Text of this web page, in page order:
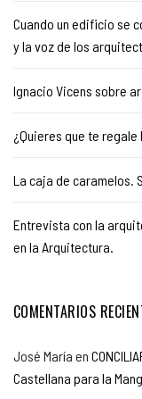
Cuando un edificio se
y la voz de los
Ignacio Vicens sobre
¿Quieres que te regale
La caja de caramelos.
Entrevista con la
en la Arquitectura.
COMENTARIOS
José María en
Castellana para la